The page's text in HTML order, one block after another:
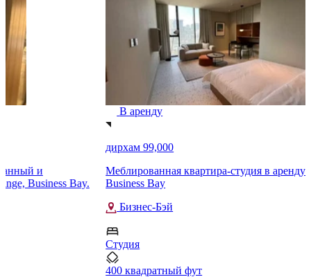
Меблированная квартира-студия в аренду в Upside Living,
Business Bay
400 квадратный фут